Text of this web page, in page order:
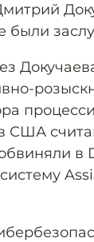
были
США
в